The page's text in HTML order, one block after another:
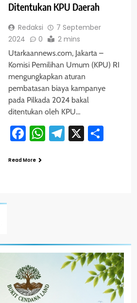
Ditentukan KPU Daerah
Redaksi
7 September
2024
0 2 mins
Utarkaannews.com, Jakarta –
Komisi Pemilihan Umum (KPU) RI
mengungkapkan aturan
pembatasan biaya kampanye
pada Pilkada 2024 bakal
ditentukan oleh KPU…
Facebook
WhatsApp
Telegram
X
Read More